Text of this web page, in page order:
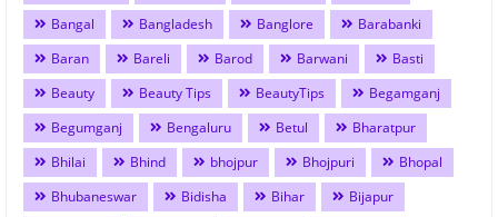
Bangal
Bangladesh Banglore
Barabanki
Baran
Bareli Barod Barwani
Basti
Beauty
Beauty Tips BeautyTips
Begamganj
Begumganj
Bengaluru Betul
Bharatpur
Bhilai
Bhind bhojpur Bhojpuri
Bhopal
Bhubaneswar
Bidisha Bihar
Bijapur